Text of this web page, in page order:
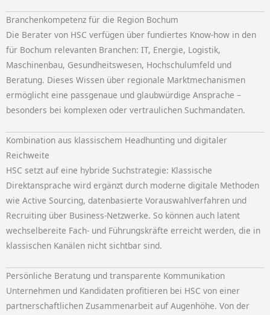
Branchenkompetenz für die Region Bochum
Die Berater von HSC verfügen über fundiertes Know-how in den
für Bochum relevanten Branchen: IT, Energie, Logistik,
Maschinenbau, Gesundheitswesen, Hochschulumfeld und
Beratung. Dieses Wissen über regionale Marktmechanismen
ermöglicht eine passgenaue und glaubwürdige Ansprache –
besonders bei komplexen oder vertraulichen Suchmandaten.
Kombination aus klassischem Headhunting und digitaler
Reichweite
HSC setzt auf eine hybride Suchstrategie: Klassische
Direktansprache wird ergänzt durch moderne digitale Methoden
wie Active Sourcing, datenbasierte Vorauswahlverfahren und
Recruiting über Business-Netzwerke. So können auch latent
wechselbereite Fach- und Führungskräfte erreicht werden, die in
klassischen Kanälen nicht sichtbar sind.
Persönliche Beratung und transparente Kommunikation
Unternehmen und Kandidaten profitieren bei HSC von einer
partnerschaftlichen Zusammenarbeit auf Augenhöhe. Von der